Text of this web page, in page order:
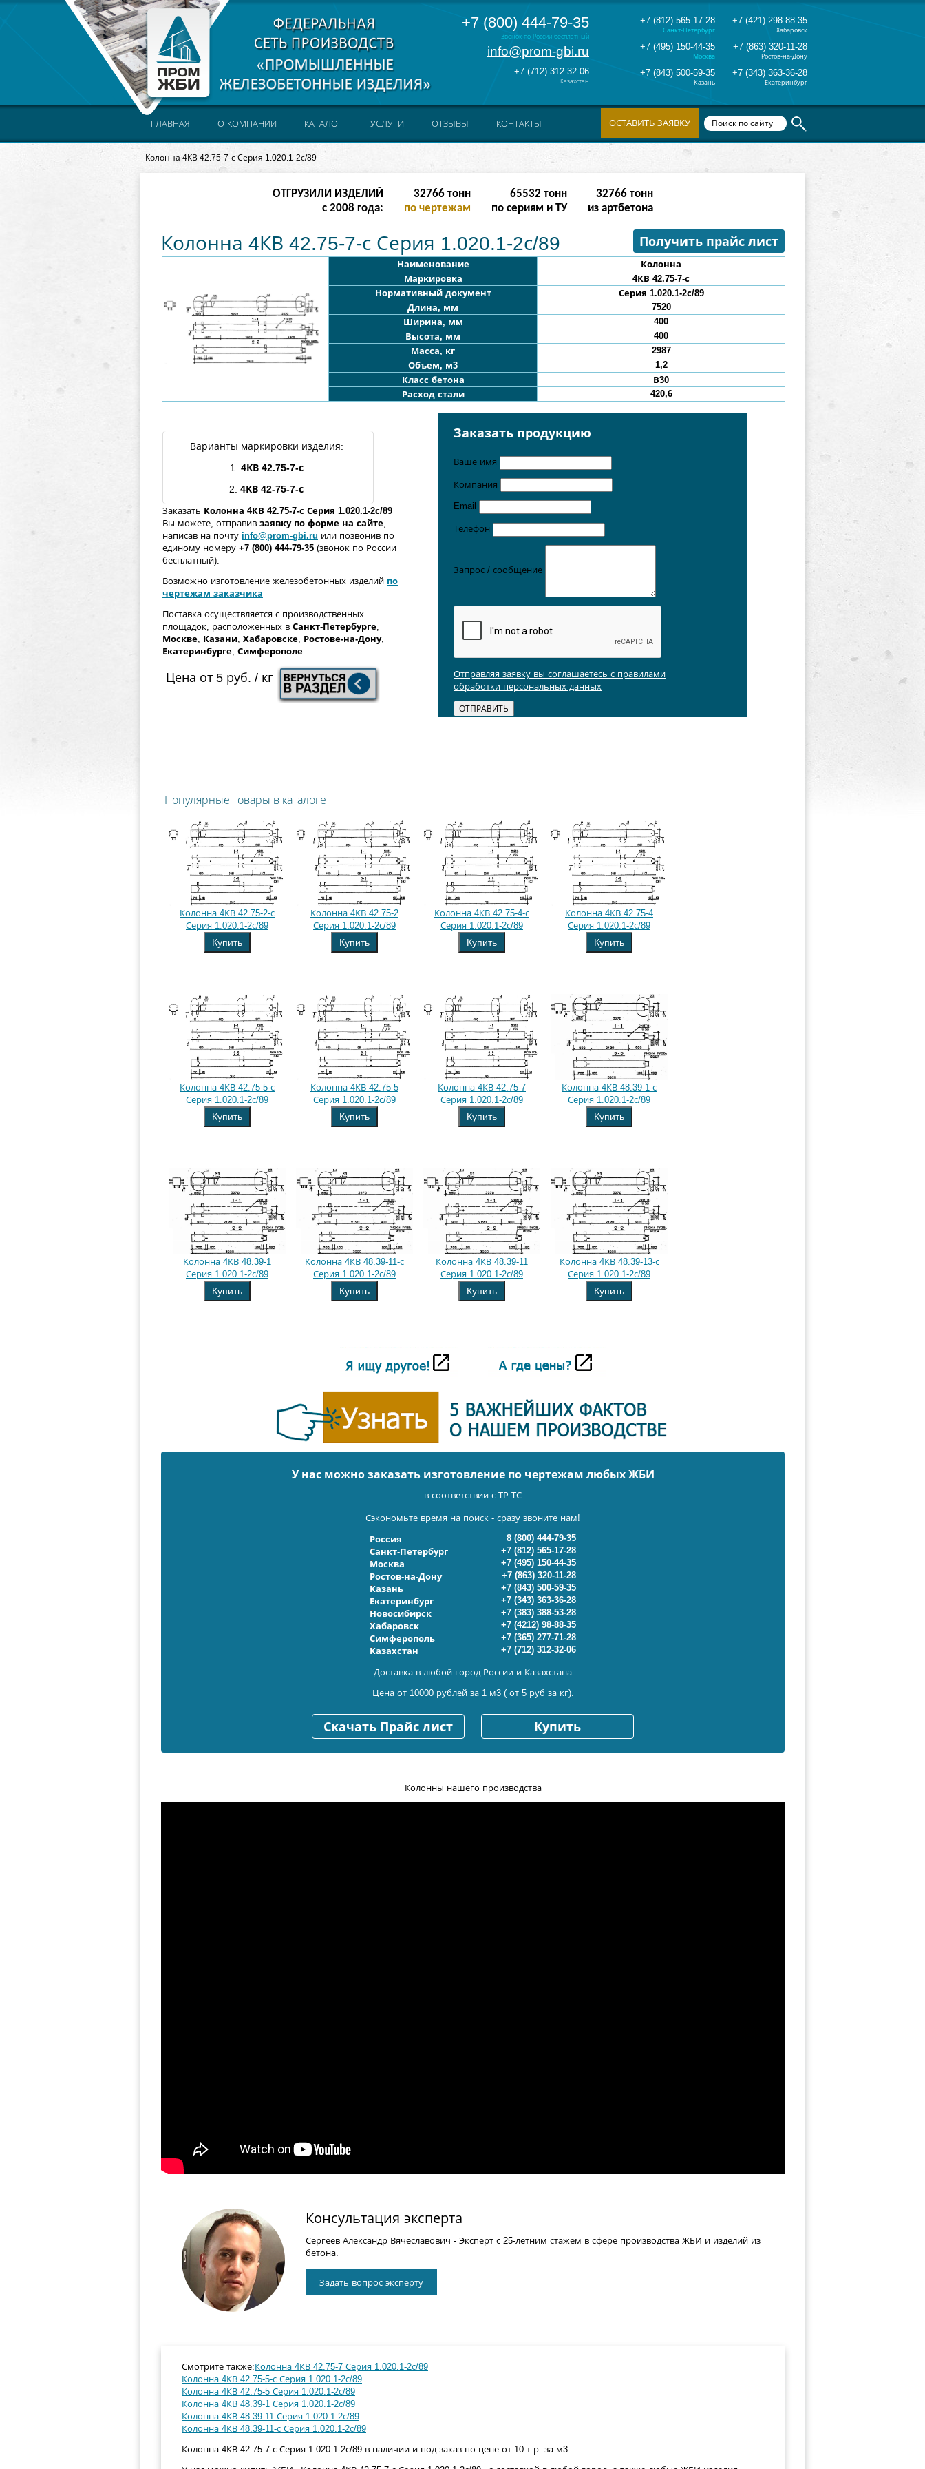
+7 (800) 444-79-35
Звонок по России бесплатный
info@prom-gbi.ru
+7 (712) 312-32-06
Казахстан
+7 (812) 565-17-28
Санкт-Петербург
+7 (421) 298-88-35
Хабаровск
+7 (495) 150-44-35
Москва
+7 (863) 320-11-28
Ростов-на-Дону
+7 (843) 500-59-35
Казань
+7 (343) 363-36-28
Екатеринбург
Колонна 4КВ 42.75-7-с Серия 1.020.1-2с/89
ГЛАВНАЯ О КОМПАНИИ КАТАЛОГ УСЛУГИ ОТЗЫВЫ КОНТАКТЫ ОСТАВИТЬ ЗАЯВКУ
ОТГРУЗИЛИ ИЗДЕЛИЙ
с 2008 года:
131070тонн
по чертежам
238342 тонн
по сериям и ТУ
131070тонн
из артбетона
Получить прайс лист
Колонна 4КВ 42.75-7-с Серия 1.020.1-2с/89
Наименование
Колонна
Маркировка
4КВ 42.75-7-с
Нормативный документ
Серия 1.020.1-2с/89
Длина, мм
7520
Ширина, мм
400
Высота, мм
400
Масса, кг
2987
Объем, м3
1,2
Класс бетона
В30
Расход стали
420,6
Варианты маркировки изделия:
1. 4КВ 42.75-7-с
2. 4КВ 42-75-7-с
Заказать Колонна 4КВ 42.75-7-с Серия 1.020.1-2с/89
Вы можете, отправив заявку по форме на сайте,
написав на почту info@prom-gbi.ru или позвонив по
единому номеру +7 (800) 444-79-35 (звонок по России
бесплатный).
Возможно изготовление железобетонных изделий по
чертежам заказчика
Поставка осуществляется с производственных
площадок, расположенных в Санкт-Петербурге,
Москве, Казани, Хабаровске, Ростове-на-Дону,
Екатеринбурге, Симферополе.
Цена от 5 руб. / кг
Заказать продукцию
Ваше имя
Компания
Email
Телефон
Запрос / сообщение
Отправляя заявку вы соглашаетесь с правилами
обработки персональных данных
Популярные товары в каталоге
Колонна 4КВ 42.75-2-с
Серия 1.020.1-2с/89
Купить
Колонна 4КВ 42.75-2
Серия 1.020.1-2с/89
Купить
Колонна 4КВ 42.75-4-с
Серия 1.020.1-2с/89
Купить
Колонна 4КВ 42.75-4
Серия 1.020.1-2с/89
Купить
Колонна 4КВ 42.75-5-с
Серия 1.020.1-2с/89
Купить
Колонна 4КВ 42.75-5
Серия 1.020.1-2с/89
Купить
Колонна 4КВ 42.75-7
Серия 1.020.1-2с/89
Купить
Колонна 4КВ 48.39-1-с
Серия 1.020.1-2с/89
Купить
Колонна 4КВ 48.39-1
Серия 1.020.1-2с/89
Купить
Колонна 4КВ 48.39-11-с
Серия 1.020.1-2с/89
Купить
Колонна 4КВ 48.39-11
Серия 1.020.1-2с/89
Купить
Колонна 4КВ 48.39-13-с
Серия 1.020.1-2с/89
Купить
У нас можно заказать изготовление по чертежам любых ЖБИ
в соответствии с ТР ТС
Сэкономьте время на поиск - сразу звоните нам!
Россия
8 (800) 444-79-35
Санкт-Петербург
+7 (812) 565-17-28
Москва
+7 (495) 150-44-35
Ростов-на-Дону
+7 (863) 320-11-28
Казань
+7 (843) 500-59-35
Екатеринбург
+7 (343) 363-36-28
Новосибирск
+7 (383) 388-53-28
Хабаровск
+7 (4212) 98-88-35
Симферополь
+7 (365) 277-71-28
Казахстан
+7 (712) 312-32-06
Доставка в любой город России и Казахстана
Цена от 10000 рублей за 1 м3 ( от 5 руб за кг).
Скачать Прайс лист Купить
Колонны нашего производства
Консультация эксперта
Сергеев Александр Вячеславович - Эксперт с 25-летним стажем в сфере производства ЖБИ и изделий из
бетона.
Задать вопрос эксперту
Смотрите также:Колонна 4КВ 42.75-7 Серия 1.020.1-2с/89
Колонна 4КВ 42.75-5-с Серия 1.020.1-2с/89
Колонна 4КВ 42.75-5 Серия 1.020.1-2с/89
Колонна 4КВ 48.39-1 Серия 1.020.1-2с/89
Колонна 4КВ 48.39-11 Серия 1.020.1-2с/89
Колонна 4КВ 48.39-11-с Серия 1.020.1-2с/89
Колонна 4КВ 42.75-7-с Серия 1.020.1-2с/89 в наличии и под заказ по цене от 10 т.р. за м3.